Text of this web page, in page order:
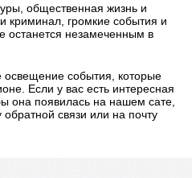
общественная жизнь и
криминал, громкие события и
останется незамеченным в
события, которые
Если у вас есть интересная
она появилась на нашем сате,
связи или на почту